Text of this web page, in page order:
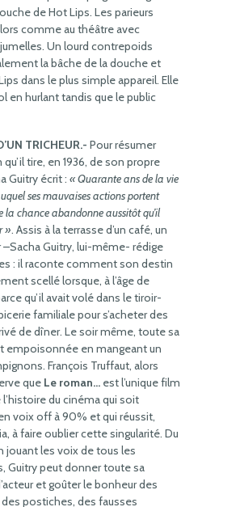
de Hot Lips. Les parieurs
comme au théâtre avec
Un lourd contrepoids
la bâche de la douche et
dans le plus simple appareil. Elle
en hurlant tandis que le public
TRICHEUR.- Pour résumer
qu’il tire, en 1936, de son propre
Guitry écrit : « Quarante ans de la vie
ses mauvaises actions portent
la chance abandonne aussitôt qu’il
». Assis à la terrasse d’un café, un
Guitry, lui-même- rédige
: il raconte comment son destin
scellé lorsque, à l’âge de
qu’il avait volé dans le tiroir-
familiale pour s’acheter des
de dîner. Le soir même, toute sa
empoisonnée en mangeant un
François Truffaut, alors
que Le roman… est l’unique film
du cinéma qui soit
voix off à 90% et qui réussit,
à faire oublier cette singularité. Du
jouant les voix de tous les
Guitry peut donner toute sa
et goûter le bonheur des
postiches, des fausses